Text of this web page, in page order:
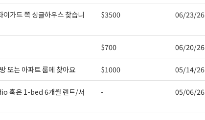
이가드 쪽 싱글하우스 찾습니
$3500 06/23/26
$700 06/20/26
또는 아파트 룸메 찾아요 $1000 05/14/26
혹은 1-bed 6개월 렌트/서
- 05/06/26